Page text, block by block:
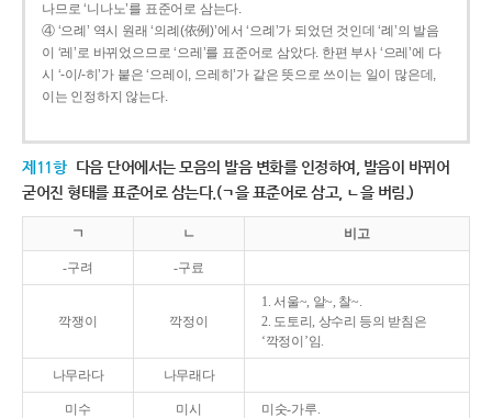
나므로 ‘니나노’를 표준어로 삼는다.
④ ‘으례’ 역시 원래 ‘의례(依例)’에서 ‘으례’가 되었던 것인데 ‘례’의 발음
이 ‘레’로 바뀌었으므로 ‘으레’를 표준어로 삼았다. 한편 부사 ‘으레’에 다
시 ‘-이/-히’가 붙은 ‘으레이, 으레히’가 같은 뜻으로 쓰이는 일이 많은데,
이는 인정하지 않는다.
제11항 다음 단어에서는 모음의 발음 변화를 인정하여, 발음이 바뀌어
굳어진 형태를 표준어로 삼는다.(ㄱ을 표준어로 삼고, ㄴ을 버림.)
ㄱ ㄴ 비고
-구려 -구료
깍쟁이 깍정이
1. 서울~, 알~, 찰~.
2. 도토리, 상수리 등의 받침은
‘깍정이’임.
나무라다 나무래다
미수 미시 미숫-가루.